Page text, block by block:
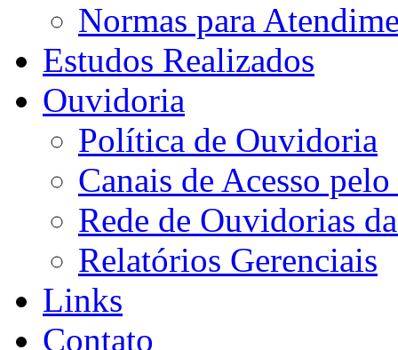
Normas para
Estudos Realizados
Ouvidoria
Política de Ouvidoria
Canais de Acesso
Rede de Ouvidorias
Relatórios Gerenciais
Links
Contato